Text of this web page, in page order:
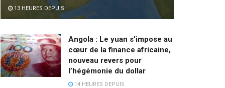
13 HEURES DEPUIS
Angola : Le yuan s’impose au
cœur de la finance africaine,
nouveau revers pour
l’hégémonie du dollar
14 HEURES DEPUIS